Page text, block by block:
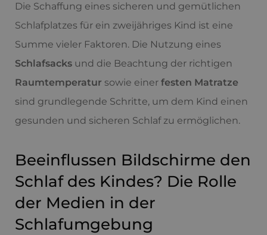
Die Schaffung eines sicheren und gemütlichen
Schlafplatzes für ein zweijähriges Kind ist eine
Summe vieler Faktoren. Die Nutzung eines
Schlafsacks und die Beachtung der richtigen
Raumtemperatur sowie einer festen Matratze
sind grundlegende Schritte, um dem Kind einen
gesunden und sicheren Schlaf zu ermöglichen.
Beeinflussen Bildschirme den
Schlaf des Kindes? Die Rolle
der Medien in der
Schlafumgebung